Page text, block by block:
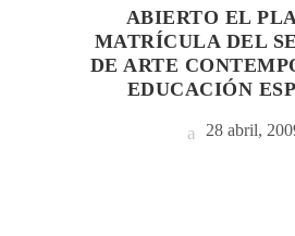
ABIERTO EL
MATRÍCULA DEL
DE ARTE
EDUCACIÓN
28 abril,